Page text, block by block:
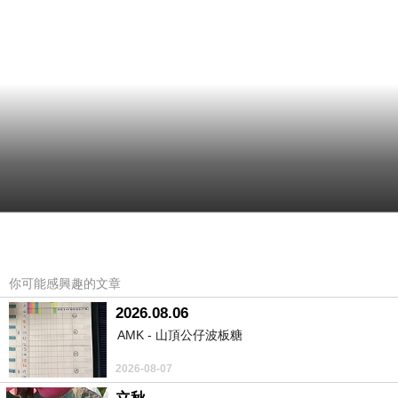
你可能感興趣的文章
2026.08.06
AMK - 山頂公仔波板糖
2026-08-07